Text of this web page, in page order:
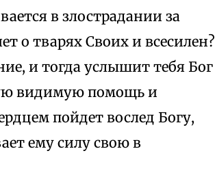
в злострадании за
о тварях Своих и всесилен?
и тогда услышит тебя Бог
видимую помощь и
пойдет вослед Богу,
ему силу свою в